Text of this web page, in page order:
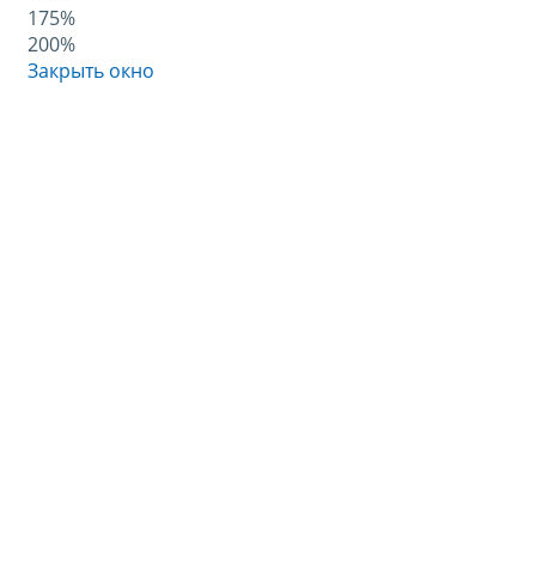
175%
200%
Закрыть окно